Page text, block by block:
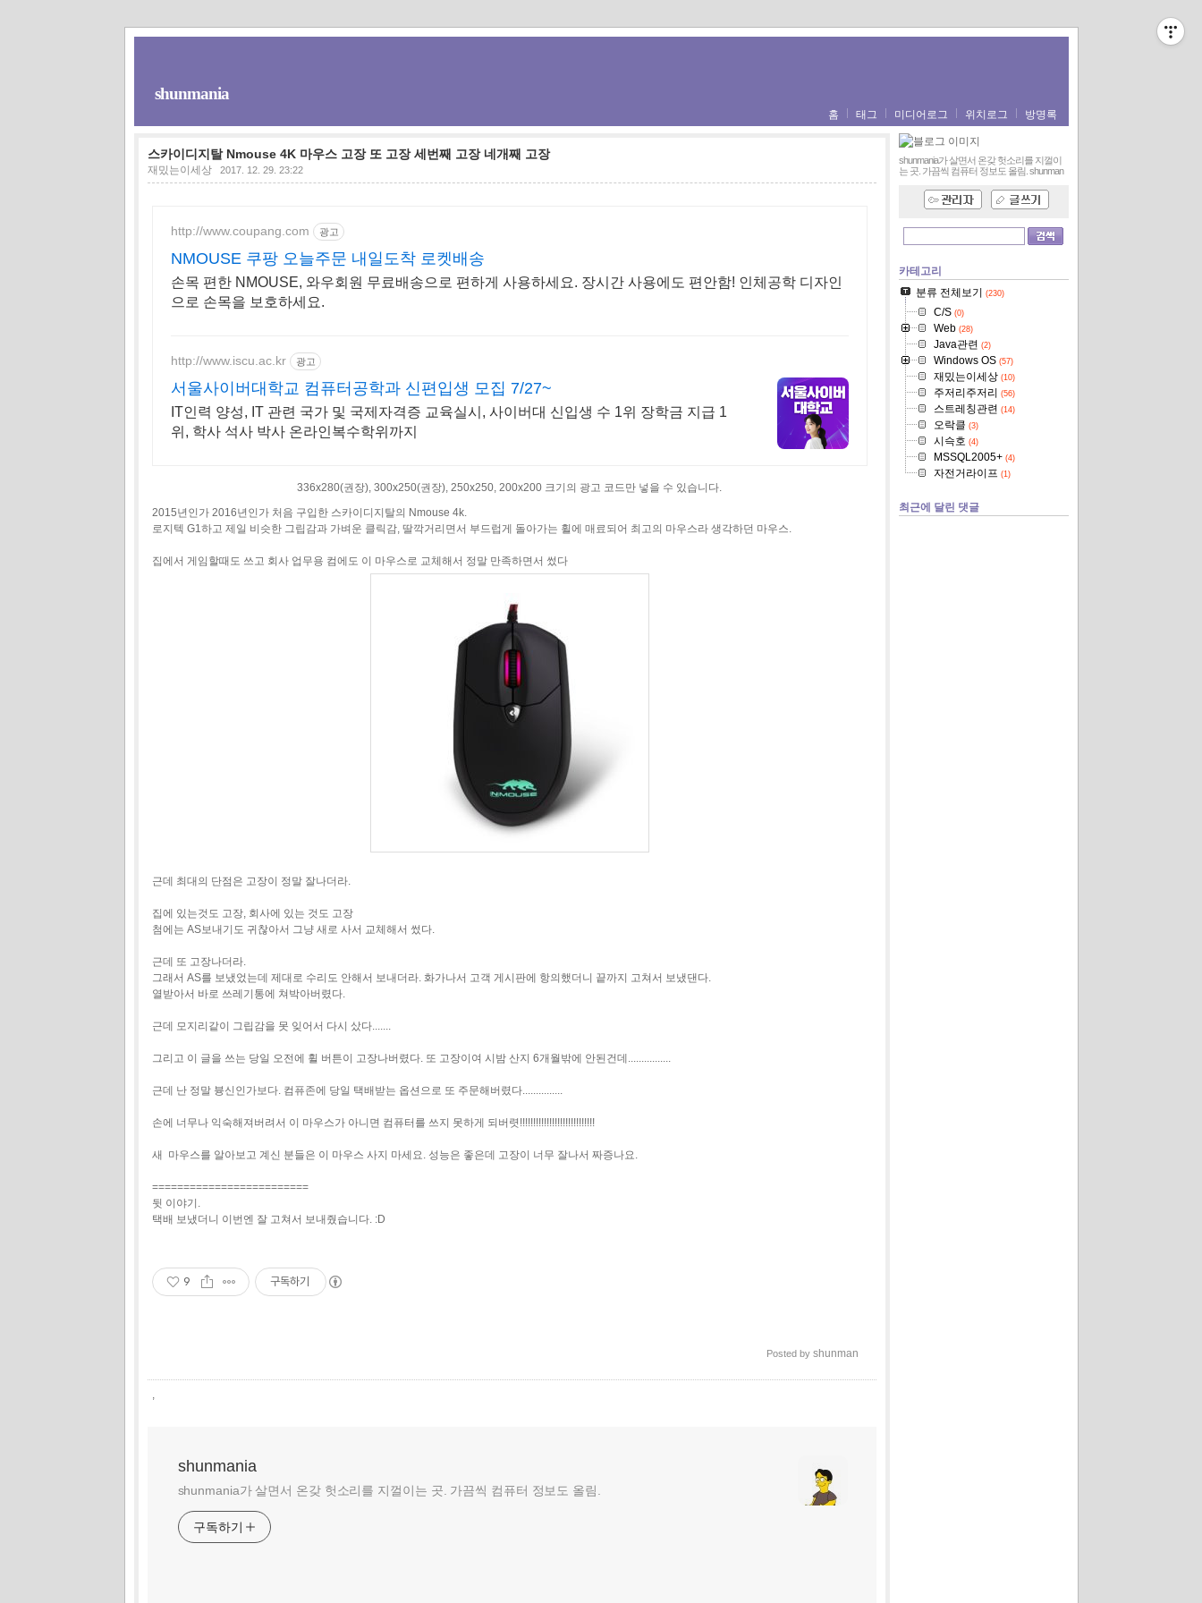
shunmania
홈 태그 미디어로그 위치로그 방명록
스카이디지탈 Nmouse 4K 마우스 고장 또 고장 세번째 고장 네개째 고장
재밌는이세상 2017. 12. 29. 23:22
http://www.coupang.com 광고
NMOUSE 쿠팡 오늘주문 내일도착 로켓배송
손목 편한 NMOUSE, 와우회원 무료배송으로 편하게 사용하세요. 장시간 사용에도 편안함! 인체공학 디자인
으로 손목을 보호하세요.
http://www.iscu.ac.kr 광고
서울사이버대학교 컴퓨터공학과 신편입생 모집 7/27~
IT인력 양성, IT 관련 국가 및 국제자격증 교육실시, 사이버대 신입생 수 1위 장학금 지급 1
위, 학사 석사 박사 온라인복수학위까지
336x280(권장), 300x250(권장), 250x250, 200x200 크기의 광고 코드만 넣을 수 있습니다.
2015년인가 2016년인가 처음 구입한 스카이디지탈의 Nmouse 4k.
로지텍 G1하고 제일 비슷한 그립감과 가벼운 클릭감, 딸깍거리면서 부드럽게 돌아가는 휠에 매료되어 최고의 마우스라 생각하던 마우스.
집에서 게임할때도 쓰고 회사 업무용 컴에도 이 마우스로 교체해서 정말 만족하면서 썼다
근데 최대의 단점은 고장이 정말 잘나더라.
집에 있는것도 고장, 회사에 있는 것도 고장
첨에는 AS보내기도 귀찮아서 그냥 새로 사서 교체해서 썼다.
근데 또 고장나더라.
그래서 AS를 보냈었는데 제대로 수리도 안해서 보내더라. 화가나서 고객 게시판에 항의했더니 끝까지 고쳐서 보냈댄다.
열받아서 바로 쓰레기통에 쳐박아버렸다.
근데 모지리같이 그립감을 못 잊어서 다시 샀다.......
그리고 이 글을 쓰는 당일 오전에 휠 버튼이 고장나버렸다. 또 고장이여 시밤 산지 6개월밖에 안된건데................
근데 난 정말 븅신인가보다. 컴퓨존에 당일 택배받는 옵션으로 또 주문해버렸다...............
손에 너무나 익숙해져버려서 이 마우스가 아니면 컴퓨터를 쓰지 못하게 되버렷!!!!!!!!!!!!!!!!!!!!!!!!!!!!
새 마우스를 알아보고 계신 분들은 이 마우스 사지 마세요. 성능은 좋은데 고장이 너무 잘나서 짜증나요.
=========================
뒷 이야기.
택배 보냈더니 이번엔 잘 고쳐서 보내줬습니다. :D
9 구독하기
Posted by shunman
shunmania
shunmania가 살면서 온갖 헛소리를 지껄이는 곳. 가끔씩 컴퓨터 정보도 올림.
구독하기
shunmania가 살면서 온갖 헛소리를 지껄이
는 곳. 가끔씩 컴퓨터 정보도 올림. shunman
카테고리
분류 전체보기
(230)
C/S(0)
Web(28)
Java관련 (2)
Windows OS(57)
재밌는이세상(10)
주저리주저리 (56)
스트레칭관련 (14)
오락클 (3)
시슥호 (4)
MSSQL2005+(4)
자전거라이프 (1)
최근에 달린 댓글